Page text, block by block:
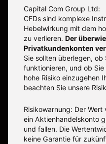
Capital Com Group Ltd:
CFDs sind komplexe
Hebelwirkung mit dem
zu verlieren. Der
Privatkundenkonten
Sie sollten überlegen, ob
funktionieren, und ob
hohe Risiko einzugehen
beachten Sie unsere
Risikowarnung: Der
ein Aktienhandelskonto
und fallen. Die
keine Garantie für